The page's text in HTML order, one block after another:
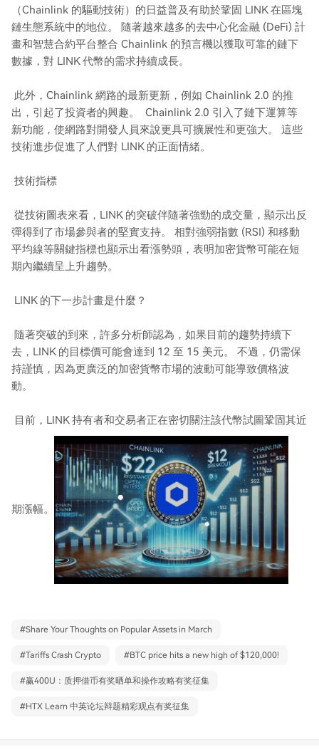
（Chainlink 的驅動技術）的日益普及有助於鞏固 LINK 在區塊
鏈生態系統中的地位。 隨著越來越多的去中心化金融 (DeFi) 計
畫和智慧合約平台整合 Chainlink 的預言機以獲取可靠的鏈下
數據，對 LINK 代幣的需求持續成長。
此外，Chainlink 網路的最新更新，例如 Chainlink 2.0 的推
出，引起了投資者的興趣。 Chainlink 2.0 引入了鏈下運算等
新功能，使網路對開發人員來說更具可擴展性和更強大。 這些
技術進步促進了人們對 LINK 的正面情緒。
技術指標
從技術圖表來看，LINK 的突破伴隨著強勁的成交量，顯示出反
彈得到了市場參與者的堅實支持。 相對強弱指數 (RSI) 和移動
平均線等關鍵指標也顯示出看漲勢頭，表明加密貨幣可能在短
期內繼續呈上升趨勢。
LINK 的下一步計畫是什麼？
隨著突破的到來，許多分析師認為，如果目前的趨勢持續下
去，LINK 的目標價可能會達到 12 至 15 美元。 不過，仍需保
持謹慎，因為更廣泛的加密貨幣市場的波動可能導致價格波
動。
目前，LINK 持有者和交易者正在密切關注該代幣試圖鞏固其近
期漲幅。
#Share Your Thoughts on Popular Assets in March
#Tariffs Crash Crypto #BTC price hits a new high of $120,000!
#赢400U：质押借币有奖晒单和操作攻略有奖征集
#HTX Learn 中英论坛辩题精彩观点有奖征集